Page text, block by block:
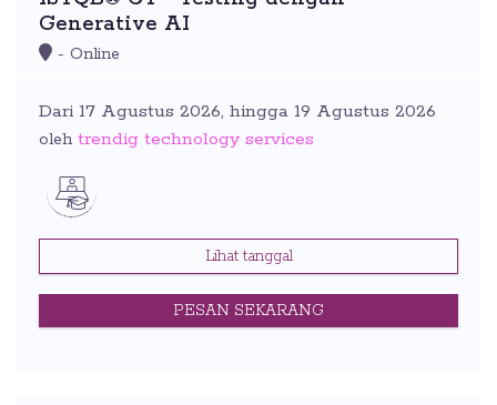
Generative AI
- Online
Dari 17 Agustus 2026, hingga 19 Agustus 2026
oleh trendig technology services
Lihat tanggal
PESAN SEKARANG